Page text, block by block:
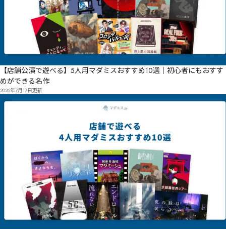
【店舗公演で遊べる】5人用マダミスおすすめ10選｜初心者にもおすす
めができる名作
2026年7月17日更新